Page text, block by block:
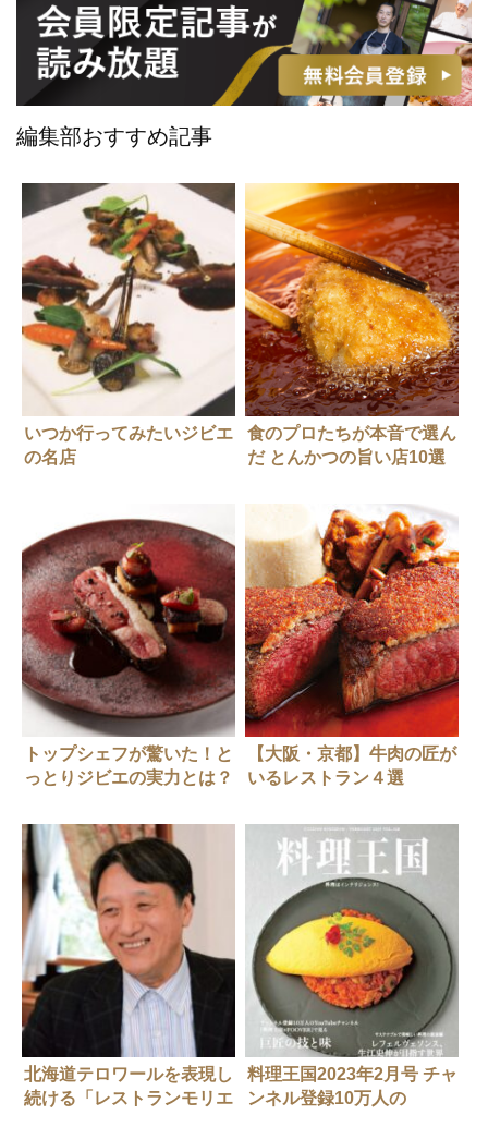
編集部おすすめ記事
いつか行ってみたいジビエ
の名店
食のプロたちが本音で選ん
だ とんかつの旨い店10選
トップシェフが驚いた！と
っとりジビエの実力とは？
【大阪・京都】牛肉の匠が
いるレストラン４選
北海道テロワールを表現し
続ける「レストランモリエ
料理王国2023年2月号 チャ
ンネル登録10万人の